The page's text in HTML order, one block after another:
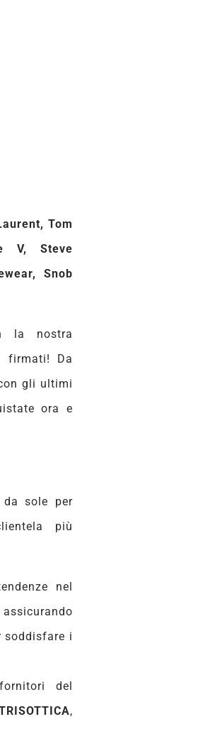
Tom
V, Steve
Snob
la nostra
firmati! Da
gli ultimi
ora e
sole per
più
nel
soddisfare i
del
,